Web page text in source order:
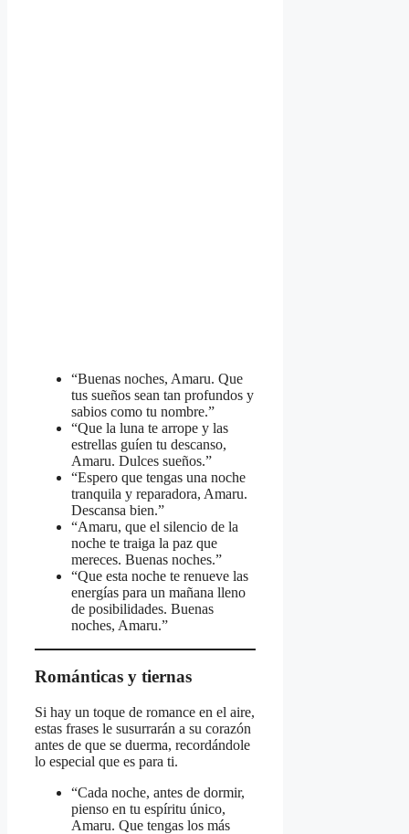
“Buenas noches, Amaru. Que
tus sueños sean tan profundos y
sabios como tu nombre.”
“Que la luna te arrope y las
estrellas guíen tu descanso,
Amaru. Dulces sueños.”
“Espero que tengas una noche
tranquila y reparadora, Amaru.
Descansa bien.”
“Amaru, que el silencio de la
noche te traiga la paz que
mereces. Buenas noches.”
“Que esta noche te renueve las
energías para un mañana lleno
de posibilidades. Buenas
noches, Amaru.”
Románticas y tiernas
Si hay un toque de romance en el aire,
estas frases le susurrarán a su corazón
antes de que se duerma, recordándole
lo especial que es para ti.
“Cada noche, antes de dormir,
pienso en tu espíritu único,
Amaru. Que tengas los más